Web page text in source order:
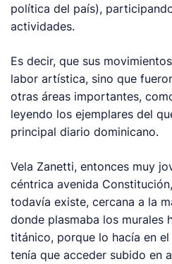
política del país),
actividades.
Es decir, que sus
labor artística, sino que
otras áreas importantes,
leyendo los ejemplares del
principal diario dominicano.
Vela Zanetti, entonces muy
céntrica avenida
todavía existe, cercana a la
donde plasmaba los murales
titánico, porque lo hacía en
tenía que acceder subido en